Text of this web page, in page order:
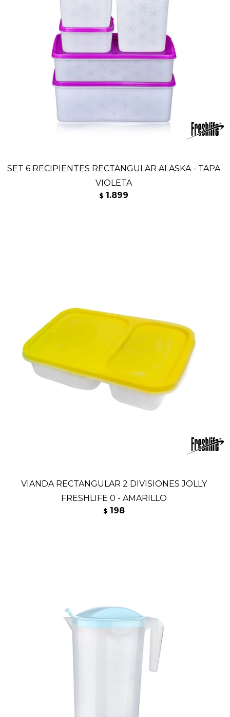
SET 6 RECIPIENTES RECTANGULAR ALASKA - TAPA
VIOLETA
$ 1.899
VIANDA RECTANGULAR 2 DIVISIONES JOLLY
FRESHLIFE 0 - AMARILLO
$ 198